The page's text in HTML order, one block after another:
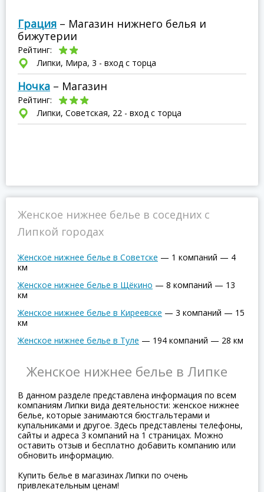
Грация – Магазин нижнего белья и
бижутерии
Рейтинг:
Липки, Мира, 3 - вход с торца
Ночка – Магазин
Рейтинг:
Липки, Советская, 22 - вход с торца
Женское нижнее белье в соседних с
Липкой городах
Женское нижнее белье в Советске — 1 компаний — 4
км
Женское нижнее белье в Щёкино — 8 компаний — 13
км
Женское нижнее белье в Киреевске — 3 компаний — 15
км
Женское нижнее белье в Туле — 194 компаний — 28 км
Женское нижнее белье в Липке
В данном разделе представлена информация по всем
компаниям Липки вида деятельности: женское нижнее
белье, которые занимаются бюстгальтерами и
купальниками и другое. Здесь представлены телефоны,
сайты и адреса 3 компаний на 1 страницах. Можно
оставить отзыв и бесплатно добавить компанию или
обновить информацию.
Купить белье в магазинах Липки по очень
привлекательным ценам!